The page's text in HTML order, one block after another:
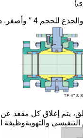
القضيب للحجم 6 ′′ وأكبر
يتم إغلاق كل